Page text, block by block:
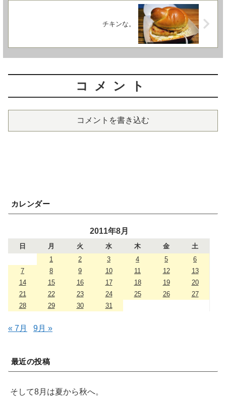
チキンな。
コメント
コメントを書き込む
カレンダー
2011年8月
日 月 火 水 木 金
土
1
2 3 4 5
6
7
8 9 10 11 12
13
14
15 16 17 18 19
20
21
22 23 24 25 26
27
28
29 30 31
« 7月 9月 »
最近の投稿
そして8月は夏から秋へ。